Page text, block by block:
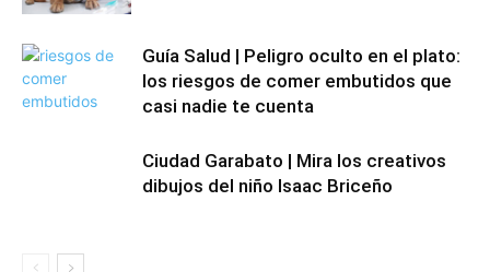
Guía Salud | Peligro oculto en el plato:
los riesgos de comer embutidos que
casi nadie te cuenta
Ciudad Garabato | Mira los creativos
dibujos del niño Isaac Briceño